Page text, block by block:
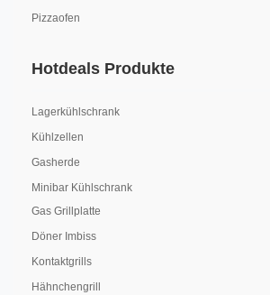
Pizzaofen
Hotdeals Produkte
Lagerkühlschrank
Kühlzellen
Gasherde
Minibar Kühlschrank
Gas Grillplatte
Döner Imbiss
Kontaktgrills
Hähnchengrill